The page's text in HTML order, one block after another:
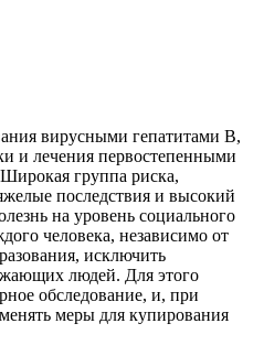
вирусными гепатитами В,
и лечения первостепенными
группа риска,
последствия и высокий
на уровень социального
человека, независимо от
исключить
людей. Для этого
обследование, и, при
меры для купирования